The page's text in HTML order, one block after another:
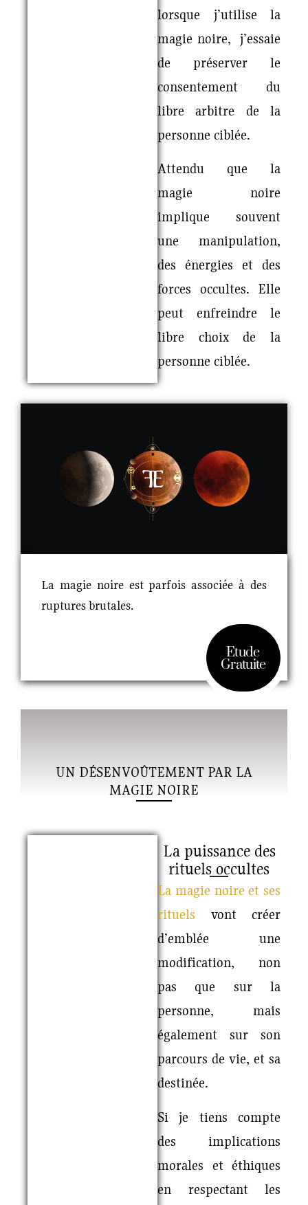
lorsque j’utilise la
magie noire, j’essaie
de préserver le
consentement du
libre arbitre de la
personne ciblée.
Attendu que la
magie noire
implique souvent
une manipulation,
des énergies et des
forces occultes. Elle
peut enfreindre le
libre choix de la
personne ciblée.
La magie noire est parfois associée à des
ruptures brutales.
Etude
Gratuite
UN DÉSENVOÛTEMENT PAR LA
MAGIE NOIRE
La puissance des
rituels occultes
La magie noire et ses
rituels vont créer
d’emblée une
modification, non
pas que sur la
personne, mais
également sur son
parcours de vie, et sa
destinée.
Si je tiens compte
des implications
morales et éthiques
en respectant les